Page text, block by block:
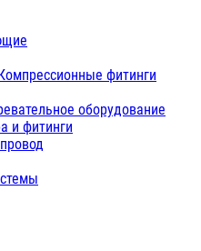
фитинги
оборудование
и фитинги